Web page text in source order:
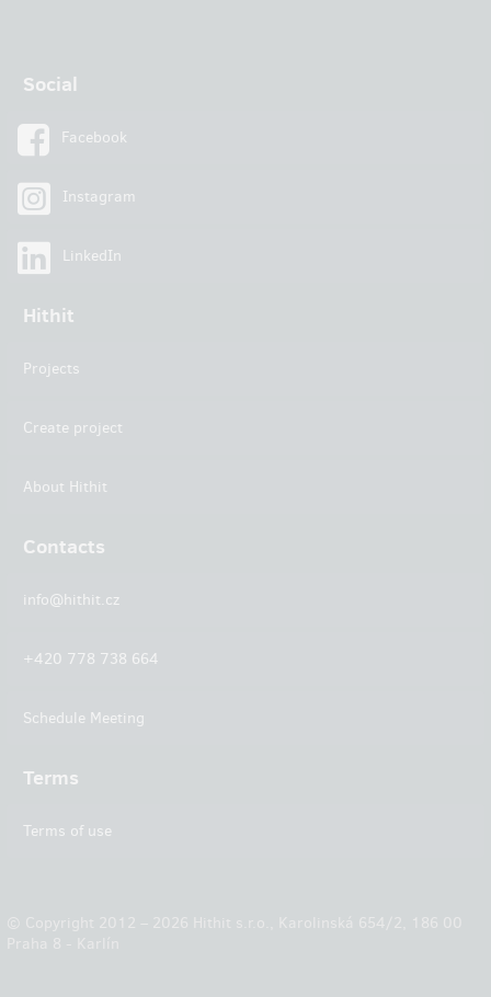
Social
Facebook
Instagram
LinkedIn
Hithit
Projects
Create project
About Hithit
Contacts
info@hithit.cz
+420 778 738 664
Schedule Meeting
Terms
Terms of use